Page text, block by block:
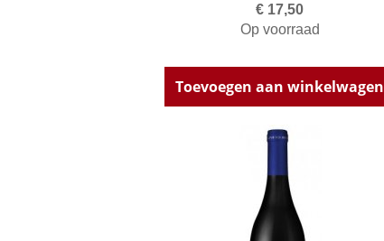
€ 17,50
Op voorraad
Toevoegen aan winkelwagen